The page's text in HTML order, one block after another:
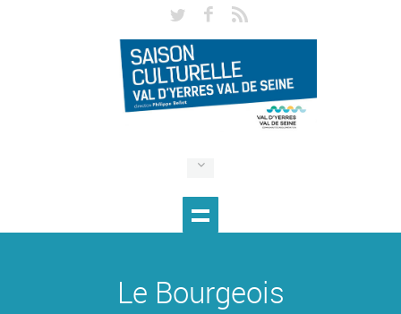
Le Bourgeois